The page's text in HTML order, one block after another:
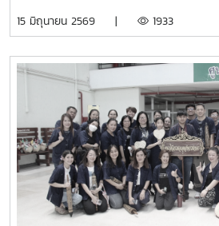
วิทยาศาสตร์การอาหาร หลักสูตรระดับ
ศาสตราจารย์สาขาวิชาวิศวกรรมเครื่อ
ด้านการพัฒนานักวิจัยรุ่นใหม่ จาก
ญี่ปุ่น ในโอกาสเดินทางมาเยี่ยมชมคณ
ร่วมมือทางวิชาการ ณ คณะวิศวกรรมแ
มหาวิทยาลัยแม่โจ้ในการนี้ ได้มีการนำเ
มหาวิทยาลัยและคณะฯ พร้อมแลกเปลี่ย
ร่วมมือด้านวิชาการ การวิจัย และการแล
ปริญญาตรีและบัณฑิตศึกษา ระหว่างสอ
Ken’ichi Yano ได้นำเสนอผลงานวิจัย
15 มิถุนายน 2569 | 1933